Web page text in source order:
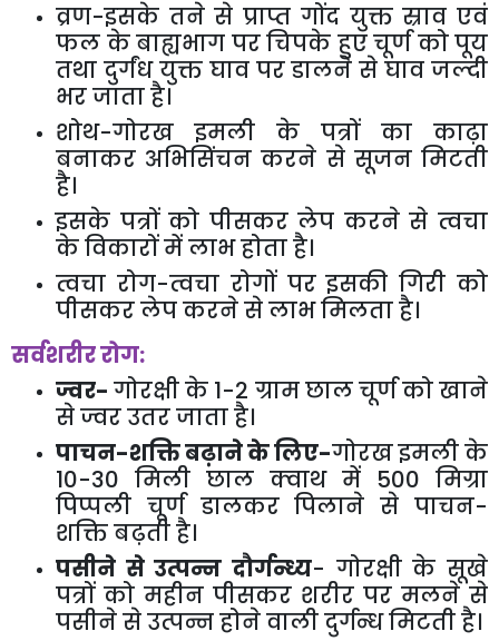
व्रण-इसके तने से प्राप्त गोंद युक्त स्राव एवं
फल के बाह्यभाग पर चिपके हुए चूर्ण को पूय
तथा दुर्गंध युक्त घाव पर डालने से घाव जल्दी
भर जाता है।
शोथ-गोरख इमली के पत्रों का काढ़ा
बनाकर अभिसिंचन करने से सूजन मिटती
है।
इसके पत्रों को पीसकर लेप करने से त्वचा
के विकारों में लाभ होता है।
त्वचा रोग-त्वचा रोगों पर इसकी गिरी को
पीसकर लेप करने से लाभ मिलता है।
सर्वशरीर रोग:
ज्वर-गोरक्षी के 1-2 ग्राम छाल चूर्ण को खाने
से ज्वर उतर जाता है।
पाचन-शक्ति बढ़ाने के लिए-गोरख इमली के
10-30 मिली छाल क्वाथ में 500 मिग्रा
पिप्पली चूर्ण डालकर पिलाने से पाचन-
शक्ति बढ़ती है।
पसीने से उत्पन्न दौर्गन्ध्य- गोरक्षी के सूखे
पत्रों को महीन पीसकर शरीर पर मलने से
पसीने से उत्पन्न होने वाली दुर्गन्ध मिटती है।